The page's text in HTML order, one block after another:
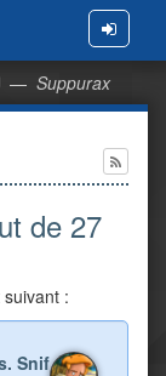
Menu
— Suppurax
de 27
:
Snif